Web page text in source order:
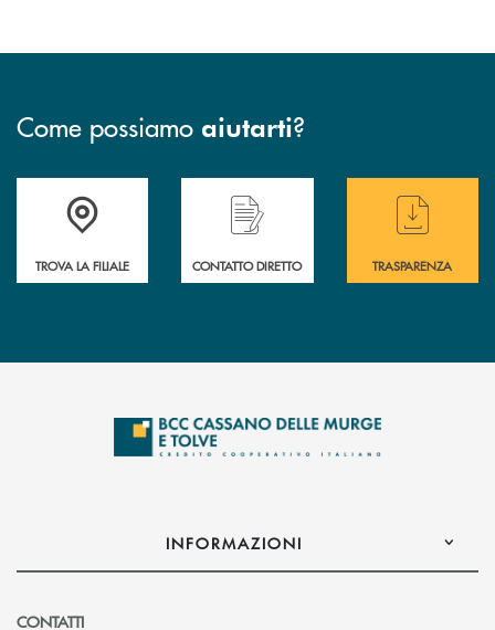
Come possiamo aiutarti?
Accedi all' elenco completo delle filiali
TROVA LA FILIALE
Hai bisogno di assistenza immediata ?
CONTATTO DIRETTO
Hai bisogno di
TRASPARENZA
INFORMAZIONI
CONTATTI